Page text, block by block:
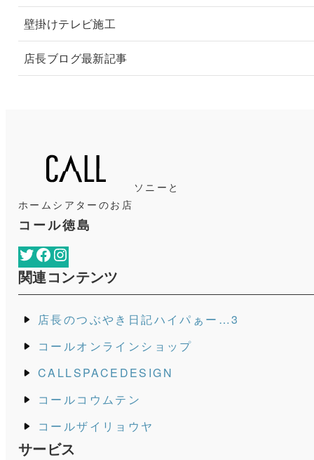
壁掛けテレビ施工
店長ブログ最新記事
ソニーと
ホームシアターのお店
コール徳島
TwitterFacebook
関連コンテンツ
店長のつぶやき日記ハイパぁー…3
コールオンラインショップ
CALLSPACEDESIGN
コールコウムテン
コールザイリョウヤ
サービス